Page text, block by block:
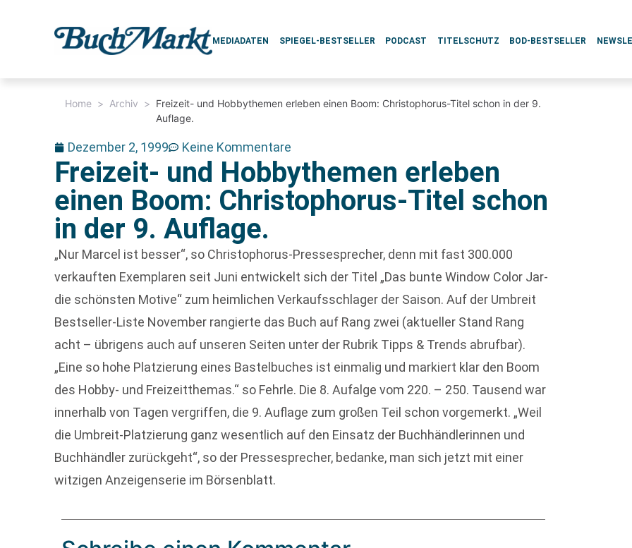
MEDIADATEN SPIEGEL-BESTSELLER PODCAST TITELSCHUTZ BOD-BESTSELLER
Home > Archiv > Freizeit- und Hobbythemen erleben einen Boom: Christophorus-Titel schon in der 9.
Auflage.
Dezember 2, 1999 Keine Kommentare
Freizeit- und Hobbythemen erleben
einen Boom: Christophorus-Titel schon
in der 9. Auflage.
„Nur Marcel ist besser“, so Christophorus-Pressesprecher, denn mit fast 300.000
verkauften Exemplaren seit Juni entwickelt sich der Titel „Das bunte Window Color Jar-
die schönsten Motive“ zum heimlichen Verkaufsschlager der Saison. Auf der Umbreit
Bestseller-Liste November rangierte das Buch auf Rang zwei (aktueller Stand Rang
acht – übrigens auch auf unseren Seiten unter der Rubrik Tipps & Trends abrufbar).
„Eine so hohe Platzierung eines Bastelbuches ist einmalig und markiert klar den Boom
des Hobby- und Freizeitthemas.“ so Fehrle. Die 8. Aufalge vom 220. – 250. Tausend war
innerhalb von Tagen vergriffen, die 9. Auflage zum großen Teil schon vorgemerkt. „Weil
die Umbreit-Platzierung ganz wesentlich auf den Einsatz der Buchhändlerinnen und
Buchhändler zurückgeht“, so der Pressesprecher, bedanke, man sich jetzt mit einer
witzigen Anzeigenserie im Börsenblatt.